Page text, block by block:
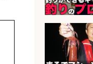
業務/残
べる/鹿
会社名